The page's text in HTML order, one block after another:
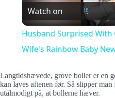
l
Watch on
Husband Surprised With
Wife's Rainbow Baby
Langtidshævede, grove boller er en
kan laves aftenen før. Så slipper
utålmodigt på, at bollerne hæver.